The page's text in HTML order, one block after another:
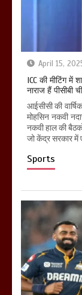
April 15,
ICC की मीटिंग में
नाराज हैं पीसीबी
आईसीसी की
मोहसिन नकवी
नकवी हाल की
जो केंद्र सरकार में
Sports